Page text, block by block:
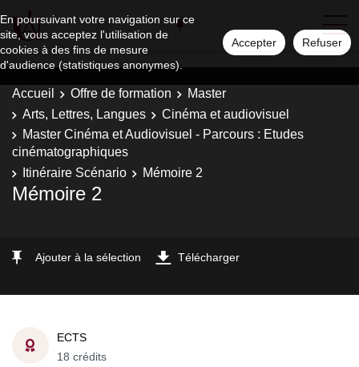
En poursuivant votre navigation sur ce
site, vous acceptez l'utilisation de
cookies à des fins de mesure
d'audience (statistiques anonymes).
Accepter Refuser
Accueil Offre de formation
Master
Arts, Lettres, Langues
Cinéma et audiovisuel
Master Cinéma et Audiovisuel - Parcours : Etudes
cinématographiques
Itinéraire Scénario
Mémoire 2
Mémoire 2
Ajouter à la sélection Télécharger
ECTS
18 crédits